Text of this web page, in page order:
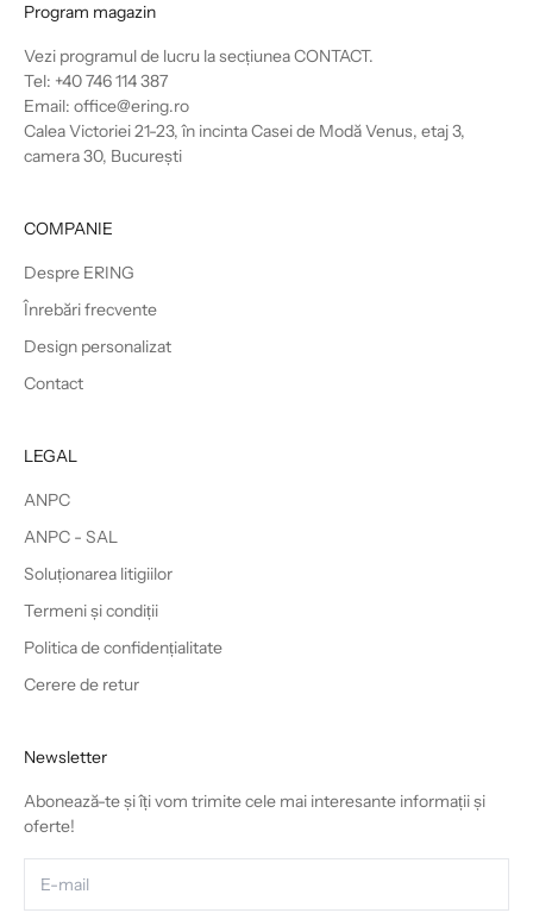
Program magazin
Vezi programul de lucru la secțiuneaCONTACT.
Tel: +40 746 114 387
Email: office@ering.ro
Calea Victoriei 21-23, în incinta Casei de Modă Venus, etaj 3,
camera 30, București
COMPANIE
Despre ERING
Înrebări frecvente
Design personalizat
Contact
LEGAL
ANPC
ANPC - SAL
Soluționarea litigiilor
Termeni și condiții
Politica de confidențialitate
Cerere de retur
Newsletter
Abonează-te și îți vom trimite cele mai interesante informații și
oferte!